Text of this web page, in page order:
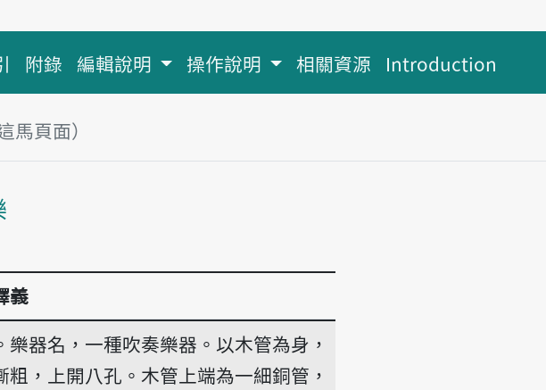
附錄 編輯說明 操作說明 相關資源 Introduction
馬頁面）
義
樂器名，一種吹奏樂器。以木管為身，
粗，上開八孔。木管上端為一細銅管，